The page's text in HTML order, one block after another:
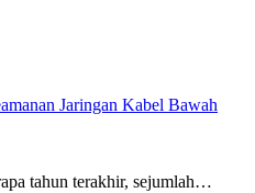
Jaringan Kabel Bawah
tahun terakhir, sejumlah…